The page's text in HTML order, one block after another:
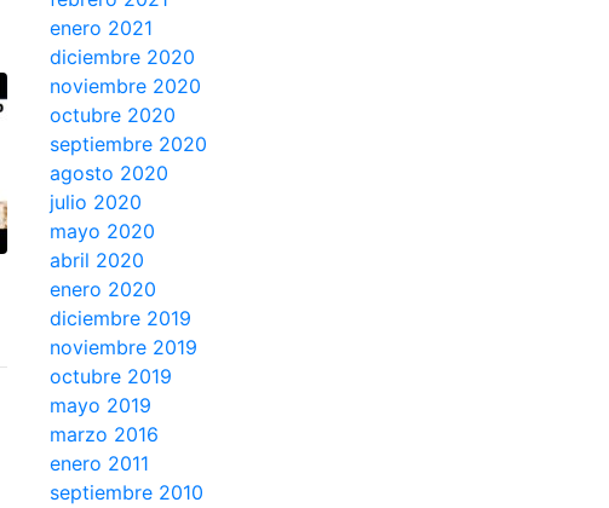
enero 2021
diciembre 2020
noviembre 2020
octubre 2020
septiembre 2020
agosto 2020
julio 2020
mayo 2020
abril 2020
enero 2020
diciembre 2019
noviembre 2019
octubre 2019
mayo 2019
marzo 2016
enero 2011
septiembre 2010